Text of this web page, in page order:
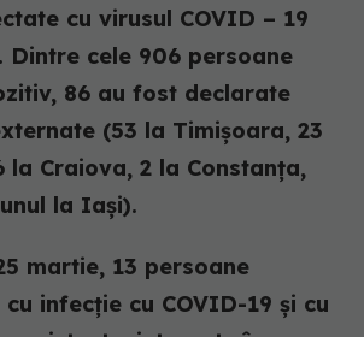
cu virusul COVID – 19
Dintre cele 906 persoane
86 au fost declarate
(53 la Timișoara, 23
la Craiova, 2 la Constanța,
la Iași).
martie, 13 persoane
infecție cu COVID-19 și cu